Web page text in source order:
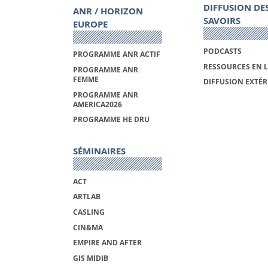
ANR / HORIZON
EUROPE
PROGRAMME ANR ACTIF
PROGRAMME ANR
FEMME
PROGRAMME ANR
AMERICA2026
PROGRAMME HE DRU
SÉMINAIRES
ACT
ARTLAB
CASLING
CIN&MA
EMPIRE AND AFTER
GIS MIDIB
DIFFUSION
SAVOIRS
PODCASTS
RESSOURCES EN
DIFFUSION